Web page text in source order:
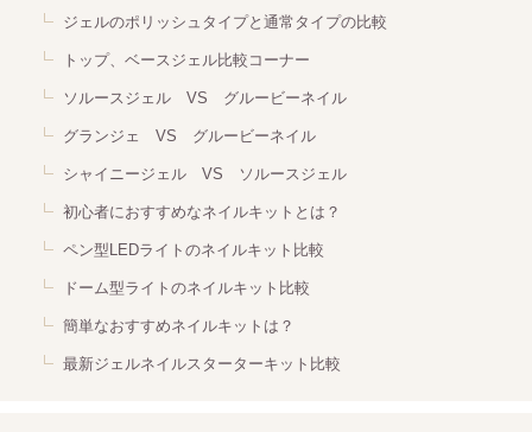
ジェルのポリッシュタイプと通常タイプの比較
トップ、ベースジェル比較コーナー
ソルースジェル VS グルービーネイル
グランジェ VS グルービーネイル
シャイニージェル VS ソルースジェル
初心者におすすめなネイルキットとは？
ペン型LEDライトのネイルキット比較
ドーム型ライトのネイルキット比較
簡単なおすすめネイルキットは？
最新ジェルネイルスターターキット比較